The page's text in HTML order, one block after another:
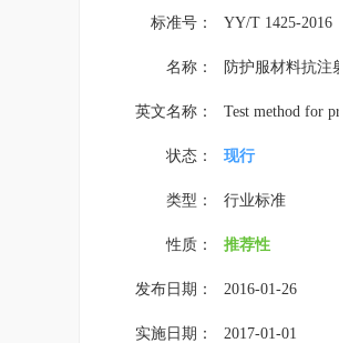
标准号： YY/T 1425-2016
名称： 防护服材料抗注
英文名称： Test method for
状态： 现行
类型： 行业标准
性质： 推荐性
发布日期： 2016-01-26
实施日期： 2017-01-01